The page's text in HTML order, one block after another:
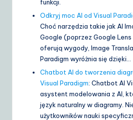
funkcji.
Odkryj moc AI od Visual
Choć narzędzia takie jak AI
Google (poprzez Google
oferują wygody, Image
Paradigm wyróżnia się dzięki…
Chatbot AI do tworzenia
Visual Paradigm: Chatbot AI
asystent modelowania z AI,
język naturalny w diagramy.
użytkowników nauki